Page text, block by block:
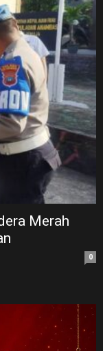
Merah
0